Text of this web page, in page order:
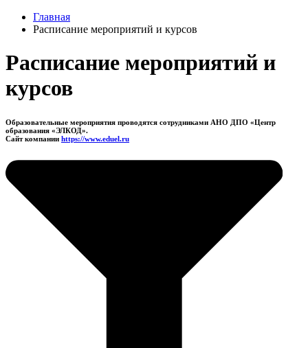
Главная
Расписание мероприятий и курсов
Расписание мероприятий и
курсов
Образовательные мероприятия проводятся сотрудниками АНО ДПО «Центр
образования «ЭЛКОД».
Сайт компании https://www.eduel.ru